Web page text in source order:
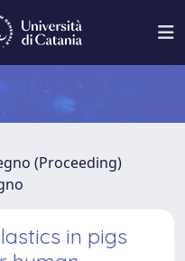
(Proceeding)
in pigs